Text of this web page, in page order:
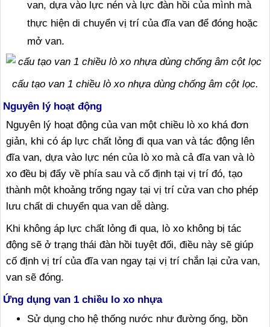
van, dựa vào lực nén và lực đàn hồi của mình mà
thực hiện di chuyển vị trí của đĩa van để đóng hoặc
mở van.
cấu tạo van 1 chiều lò xo nhựa dùng chống âm cột lọc.
Nguyên lý hoạt động
Nguyên lý hoạt động của van một chiều lò xo khá đơn
giản, khi có áp lực chất lỏng đi qua van và tác động lên
đĩa van, dựa vào lực nén của lò xo mà cả đĩa van và lò
xo đều bị đẩy về phía sau và cố định tại vị trí đó, tạo
thành một khoảng trống ngay tại vị trí cửa van cho phép
lưu chất di chuyển qua van dễ dàng.
Khi không áp lực chất lỏng đi qua, lò xo không bị tác
động sẽ ở trạng thái đàn hồi tuyệt đối, điều này sẽ giúp
cố định vị trí của đĩa van ngay tại vị trí chắn lại cửa van,
van sẽ đóng.
Ứng dụng van 1 chiều lo xo nhựa
Sử dụng cho hệ thống nước như đường ống, bồn